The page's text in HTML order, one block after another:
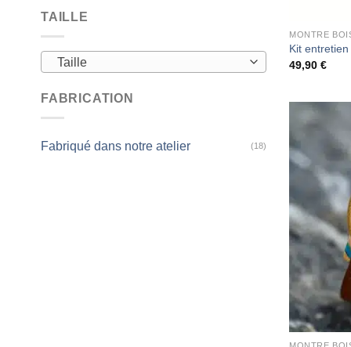
TAILLE
Taille
FABRICATION
Fabriqué dans notre atelier (18)
MONTRE
Kit
49,90€